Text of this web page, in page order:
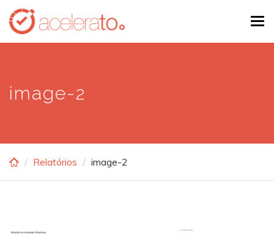
Skip
main
image-2
Relatórios image-2